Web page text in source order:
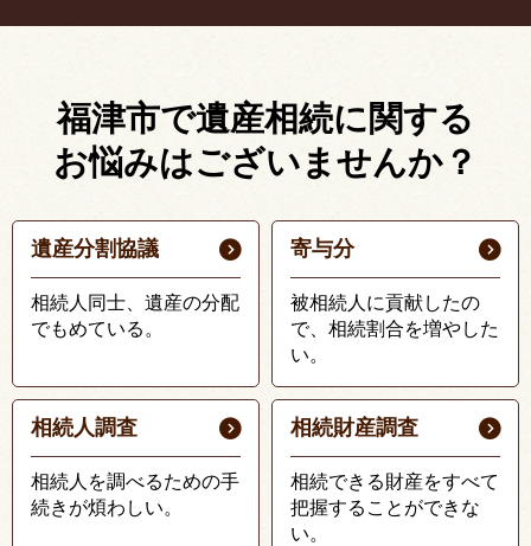
福津市で遺産相続に関する
お悩みはございませんか？
遺産分割協議
相続人同士、遺産の分配
でもめている。
寄与分
被相続人に貢献したの
で、相続割合を増やした
い。
相続人調査
相続人を調べるための手
続きが煩わしい。
相続財産調査
相続できる財産をすべて
把握することができな
い。